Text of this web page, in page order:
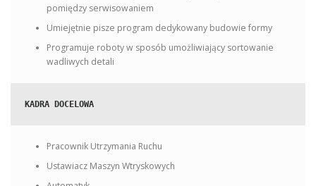
pomiędzy serwisowaniem
Umiejętnie pisze program dedykowany budowie formy
Programuje roboty w sposób umożliwiający sortowanie
wadliwych detali
KADRA DOCELOWA
Pracownik Utrzymania Ruchu
Ustawiacz Maszyn Wtryskowych